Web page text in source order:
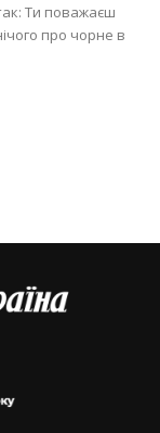
Ти поважаєш
про чорне в